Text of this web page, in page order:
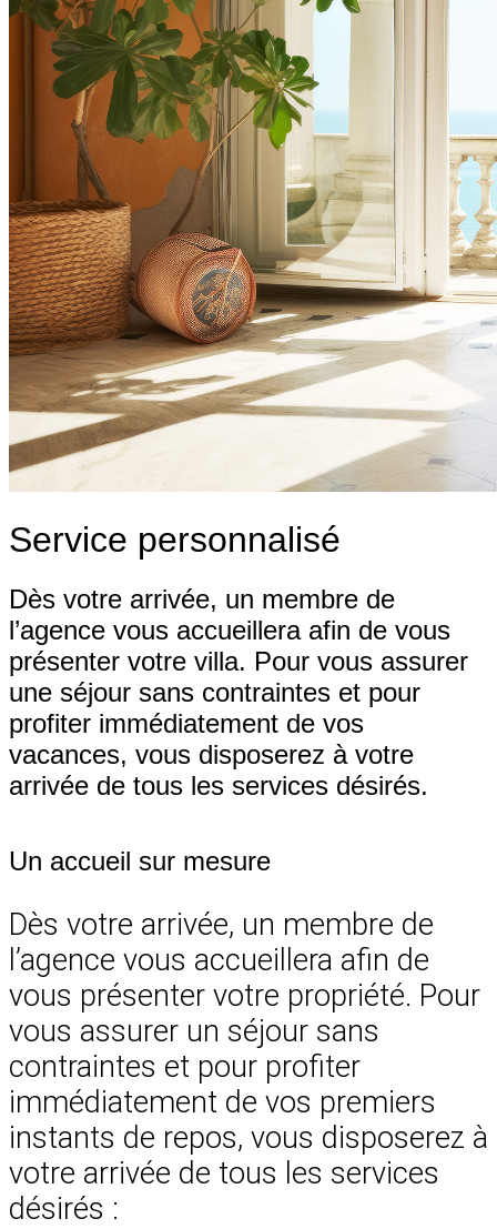
Service personnalisé
Dès votre arrivée, un membre de
l’agence vous accueillera afin de vous
présenter votre villa. Pour vous assurer
une séjour sans contraintes et pour
profiter immédiatement de vos
vacances, vous disposerez à votre
arrivée de tous les services désirés.
Un accueil sur mesure
Dès votre arrivée, un membre de
l’agence vous accueillera afin de
vous présenter votre propriété. Pour
vous assurer un séjour sans
contraintes et pour profiter
immédiatement de vos premiers
instants de repos, vous disposerez à
votre arrivée de tous les services
désirés :